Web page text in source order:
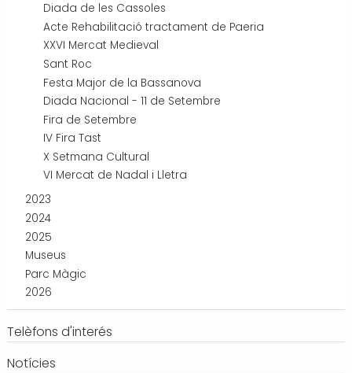
Diada de les Cassoles
Acte Rehabilitació tractament de Paeria
XXVI Mercat Medieval
Sant Roc
Festa Major de la Bassanova
Diada Nacional - 11 de Setembre
Fira de Setembre
IV Fira Tast
X Setmana Cultural
VI Mercat de Nadal i Lletra
2023
2024
2025
Museus
Parc Màgic
2026
Telèfons d'interés
Notícies